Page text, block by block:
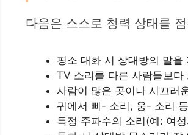
다음은 스스로 청력 상태를
평소 대화 시 상대방의 말을
TV 소리를 다른 사람들보다
사람이 많은 곳이나 시끄러
귀에서 삐- 소리, 웅- 소리
특정 주파수의 소리(예: 여